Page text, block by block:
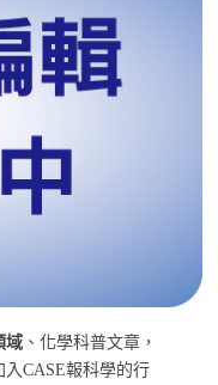
域 、化學科普文章，
CASE報科學的行